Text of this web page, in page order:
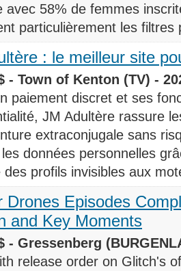
avec 58% de femmes
particulièrement les filtres
: le meilleur site
- Town of Kenton (TV) -
paiement discret et ses
JM Adultère rassure
extraconjugale sans
données personnelles
des profils invisibles aux
Drones Episodes
and Key Moments
- Gressenberg
release order on Glitch's